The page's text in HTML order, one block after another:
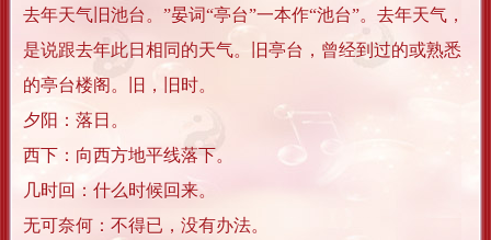
去年天气旧池台。”晏词“亭台”一本作“池台”。去年天气，
是说跟去年此日相同的天气。旧亭台，曾经到过的或熟悉
的亭台楼阁。旧，旧时。
夕阳：落日。
西下：向西方地平线落下。
几时回：什么时候回来。
无可奈何：不得已，没有办法。